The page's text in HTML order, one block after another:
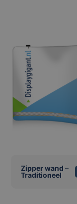
Zipper wand –
Traditioneel